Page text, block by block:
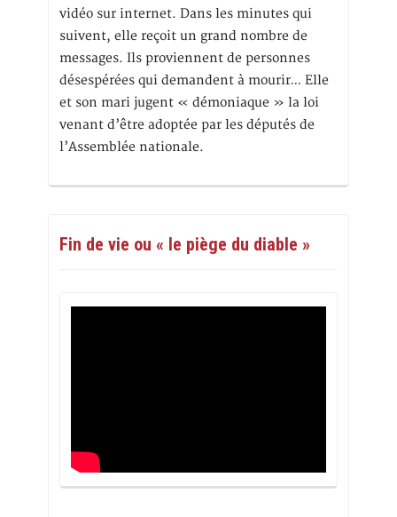
vidéo sur internet. Dans les minutes qui
suivent, elle reçoit un grand nombre de
messages. Ils proviennent de personnes
désespérées qui demandent à mourir… Elle
et son mari jugent « démoniaque » la loi
venant d’être adoptée par les députés de
l’Assemblée nationale.
Fin de vie ou « le piège du diable »